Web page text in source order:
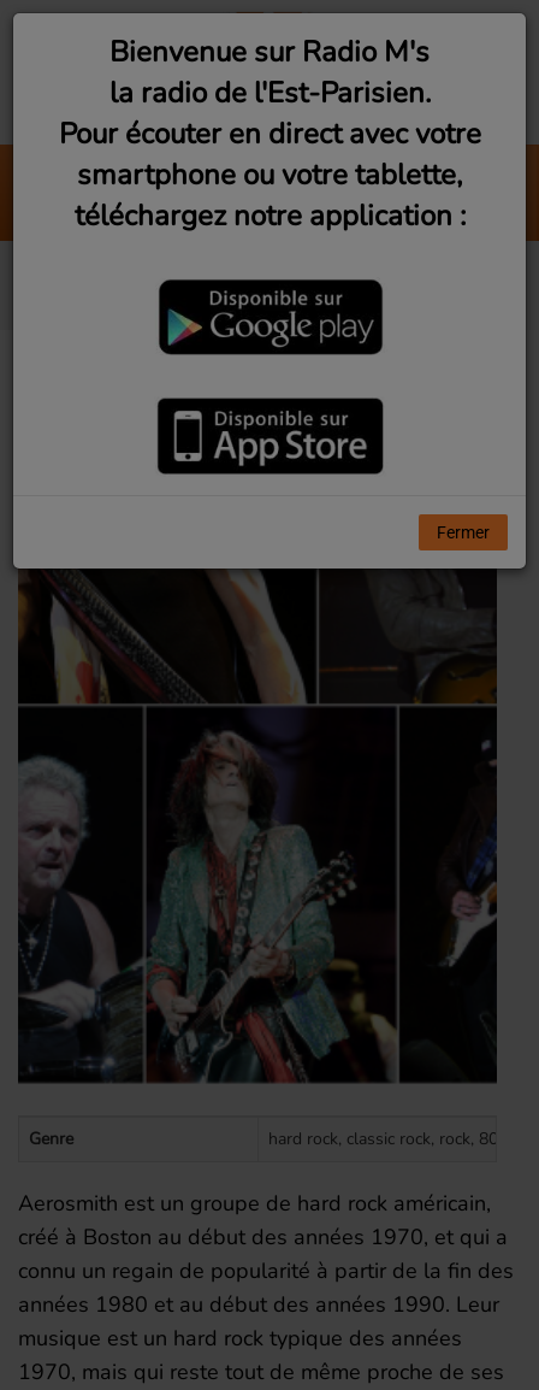
Chaussures Roses
TeddyBear
Aerosmith
Genre hard rock, classic rock, rock, 80s,
Aerosmith est un groupe de hard rock américain,
créé à Boston au début des années 1970, et qui a
connu un regain de popularité à partir de la fin des
années 1980 et au début des années 1990. Leur
musique est un hard rock typique des années
1970, mais qui reste tout de même proche de ses
Bienvenue sur Radio M's
la radio de l'Est-Parisien.
Pour écouter en direct avec votre
smartphone ou votre tablette,
téléchargez notre application :
Fermer